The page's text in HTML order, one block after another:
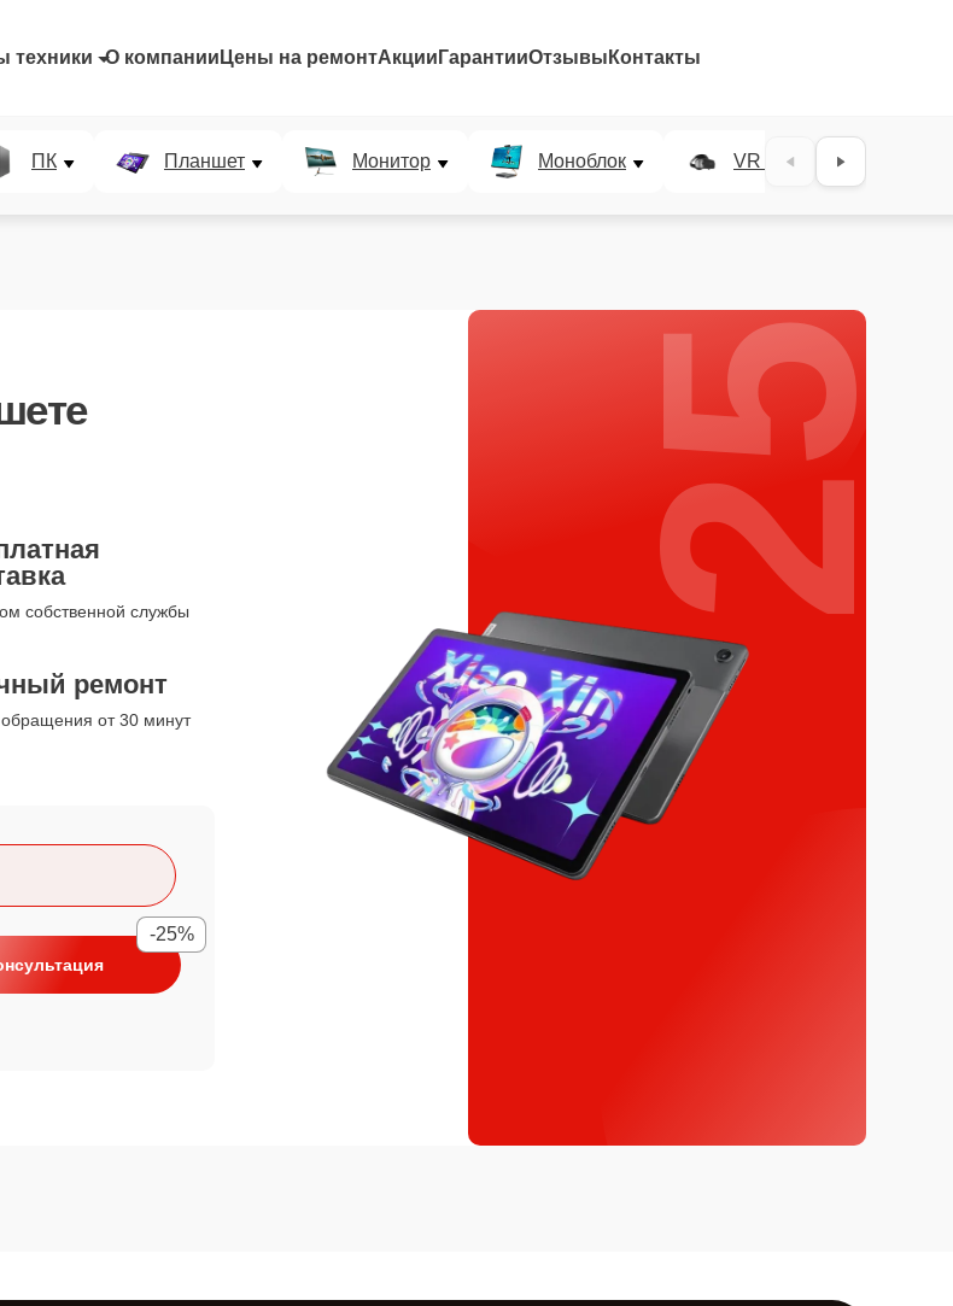
техники О компании Цены на ремонтАкции ГарантииОтзывы Контакты
ПК Планшет Монитор Моноблок VR система
собственной службы
ремонт
обращения от 30 минут
-25%
25%